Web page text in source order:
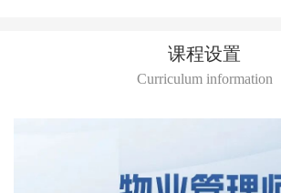
课程设置
Curriculum information